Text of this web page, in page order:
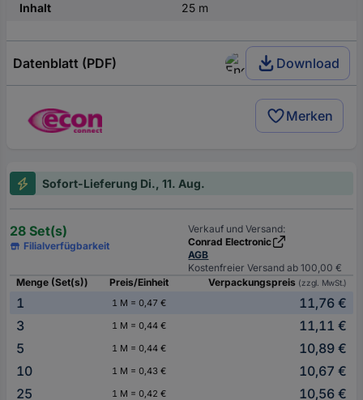
Inhalt
25 m
Datenblatt (PDF) Download
Merken
Sofort-Lieferung Di., 11. Aug.
28 Set(s)
Filialverfügbarkeit
Verkauf und Versand:
Conrad Electronic
AGB
Kostenfreier Versand ab 100,00 €
Menge (Set(s))
Preis/Einheit Verpackungspreis (zzgl. MwSt.)
1 1 M = 0,47 €
11,76 €
3
1 M = 0,44 €
11,11 €
5
1 M = 0,44 €
10,89 €
10
1 M = 0,43 €
10,67 €
25
1 M = 0,42 €
10,56 €